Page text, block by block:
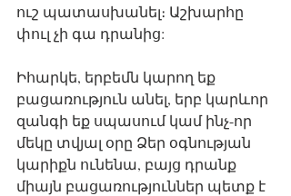
ուշ պատասխանել։ Աշխարհը
փուլ չի գա դրանից:
Իհարկե, երբեմն կարող եք
բացառություն անել, երբ կարևոր
զանգի եք սպասում կամ ինչ-որ
մեկը տվյալ օրը Ձեր օգնության
կարիքն ունենա, բայց դրանք
միայն բացառություններ պետք է